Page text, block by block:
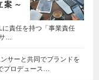
案～
に責任を持つ「事業責任
…
サーと共同でブランドを
プロデュース…